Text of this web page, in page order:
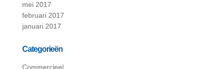
mei 2017
februari 2017
januari 2017
Categorieën
Commercieel